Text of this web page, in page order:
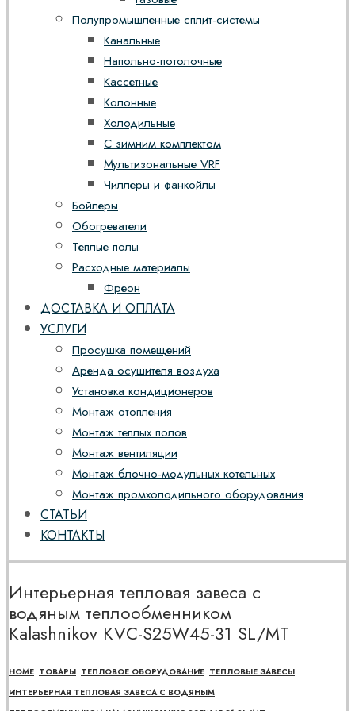
Полупромышленные сплит-системы
Канальные
Напольно-потолочные
Кассетные
Колонные
Холодильные
С зимним комплектом
Мультизональные VRF
Чиллеры и фанкойлы
Бойлеры
Обогреватели
Теплые полы
Расходные материалы
Фреон
ДОСТАВКА И ОПЛАТА
УСЛУГИ
Просушка помещений
Аренда осушителя воздуха
Установка кондиционеров
Монтаж отопления
Монтаж теплых полов
Монтаж вентиляции
Монтаж блочно-модульных котельных
Монтаж промхолодильного оборудования
СТАТЬИ
КОНТАКТЫ
Интерьерная тепловая завеса с
водяным теплообменником
Kalashnikov KVC-S25W45-31 SL/MT
HOME ТОВАРЫ ТЕПЛОВОЕ ОБОРУДОВАНИЕ ТЕПЛОВЫЕ ЗАВЕСЫ
ИНТЕРЬЕРНАЯ ТЕПЛОВАЯ ЗАВЕСА С ВОДЯНЫМ